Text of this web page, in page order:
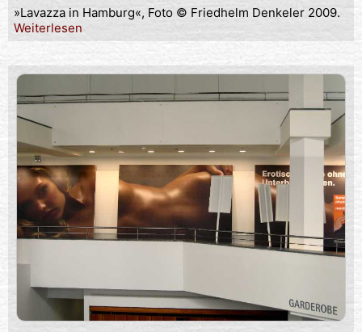
»Lavazza in Hamburg«, Foto © Friedhelm Denkeler 2009.
Weiterlesen